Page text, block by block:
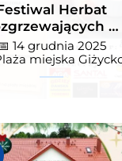
Herbat
w
– czwarta
na plaży
miejskiej
14 grudnia 2025
miejska
Świąteczny w
– rękodzieło,